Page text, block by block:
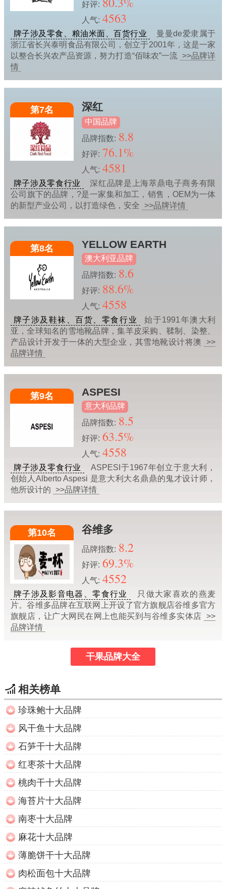
好评:
人气: 4563
牌子涉及零食、粮油米面、百货行业
曼曼de爱隶属于
浙江省长兴泰明食品有限公司，创立于2001年，这是一家
以整合长兴农产品资源，努力打造“佰味农”一流 >>品牌详
情
第7名 深红
中国品牌
品牌指数: 8.8
好评: 76.1%
人气: 4581
牌子涉及零食行业
深红品牌是上海萃鼎电子商务有限
公司旗下的品牌，?是一家集和加工，销售，OEM为一体
的新型产业公司，以打造绿色，安全
>>品牌详情
第8名 YELLOW EARTH
澳大利亚品牌
品牌指数: 8.6
好评: 88.6%
人气: 4558
牌子涉及鞋袜、百货、零食行业
始于1991年澳大利
亚，全球知名的雪地靴品牌，集羊皮采购、鞣制、染整、
产品设计开发于一体的大型企业，其雪地靴设计将澳
>>
品牌详情
第9名 ASPESI
意大利品牌
品牌指数: 8.5
好评: 63.5%
人气: 4558
牌子涉及零食行业
ASPESI于1967年创立于意大利，
创始人Alberto Aspesi 是意大利大名鼎鼎的鬼才设计师，
他所设计的 >>品牌详情
第10名 谷维多
品牌指数: 8.2
好评: 69.3%
人气: 4552
牌子涉及影音电器、零食行业
只做大家喜欢的燕麦
片。谷维多品牌在互联网上开设了官方旗舰店谷维多官方
旗舰店，让广大网民在网上也能买到与谷维多实体店 >>
品牌详情
干果品牌大全
相关榜单
珍珠鲍十大品牌
风干鱼十大品牌
石笋干十大品牌
红枣茶十大品牌
桃肉干十大品牌
海苔片十大品牌
南枣十大品牌
麻花十大品牌
薄脆饼干十大品牌
肉松面包十大品牌